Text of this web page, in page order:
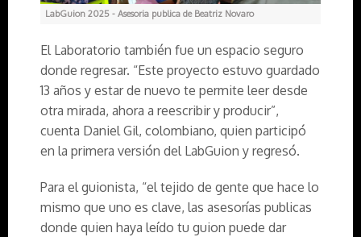
LabGuion 2025 - Asesoria publica de Beatriz Novaro
El Laboratorio también fue un espacio seguro
donde regresar. “Este proyecto estuvo guardado
13 años y estar de nuevo te permite leer desde
otra mirada, ahora a reescribir y producir”,
cuenta Daniel Gil, colombiano, quien participó
en la primera versión del LabGuion y regresó.
Para el guionista, “el tejido de gente que hace lo
mismo que uno es clave, las asesorías publicas
donde quien haya leído tu guion puede dar